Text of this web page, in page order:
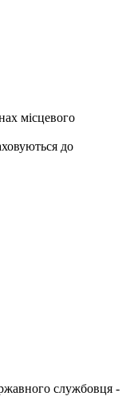
місцевого
до
службовця -